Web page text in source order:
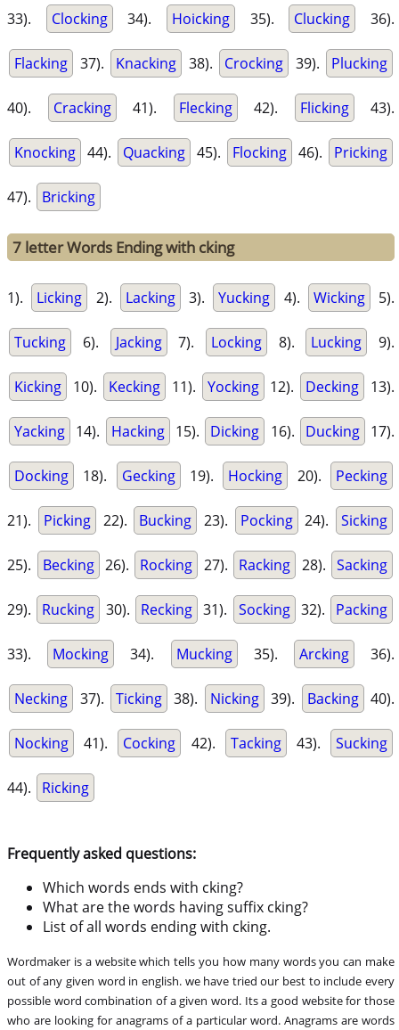
33). Clocking 34). Hoicking 35). Clucking 36).
Flacking 37). Knacking 38). Crocking 39). Plucking
40). Cracking 41). Flecking 42). Flicking 43).
Knocking 44). Quacking 45). Flocking 46). Pricking
47). Bricking
7 letter Words Ending with cking
1). Licking 2). Lacking 3). Yucking 4). Wicking 5).
Tucking 6). Jacking 7). Locking 8). Lucking 9).
Kicking 10). Kecking 11). Yocking 12). Decking 13).
Yacking 14). Hacking 15). Dicking 16). Ducking 17).
Docking 18). Gecking 19). Hocking 20). Pecking
21). Picking 22). Bucking 23). Pocking 24). Sicking
25). Becking 26). Rocking 27). Racking 28). Sacking
29). Rucking 30). Recking 31). Socking 32). Packing
33). Mocking 34). Mucking 35). Arcking 36).
Necking 37). Ticking 38). Nicking 39). Backing 40).
Nocking 41). Cocking 42). Tacking 43). Sucking
44). Ricking
Frequently asked questions:
Which words ends with cking?
What are the words having suffix cking?
List of all words ending with cking.
Wordmaker is a website which tells you how many words you can make
out of any given word in english. we have tried our best to include every
possible word combination of a given word. Its a good website for those
who are looking for anagrams of a particular word. Anagrams are words